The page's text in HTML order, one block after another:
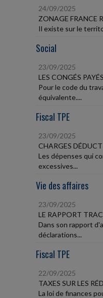
24/09/2025
ZONAGE FRANCE
Il existe sur le
Social
23/09/2025
LES CONGÉS
Pour le code du
équivalente....
Fiscal TPE
23/09/2025
CHARGES
Les dépenses qui
excessives...
Vie des affaires
23/09/2025
LE RAPPORT
Dans son rapport
déclarations...
Fiscal TPE
22/09/2025
TAXES SUR LES
La loi de finances